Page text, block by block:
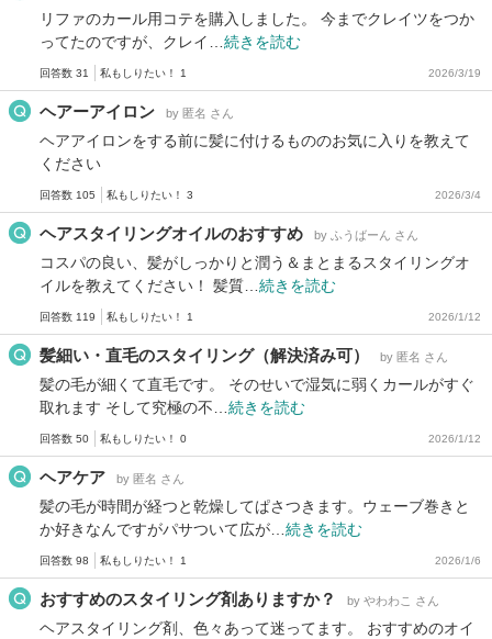
リファのカール用コテを購入しました。 今までクレイツをつか
ってたのですが、クレイ… 続きを読む
回答数 31 私もしりたい！ 1 2026/3/19
ヘアーアイロン by 匿名 さん
ヘアアイロンをする前に髪に付けるもののお気に入りを教えて
ください
回答数 105 私もしりたい！ 3 2026/3/4
ヘアスタイリングオイルのおすすめ by ふうばーん さん
コスパの良い、髪がしっかりと潤う＆まとまるスタイリングオ
イルを教えてください！ 髪質… 続きを読む
回答数 119 私もしりたい！ 1 2026/1/12
髪細い・直毛のスタイリング（解決済み可） by 匿名 さん
髪の毛が細くて直毛です。 そのせいで湿気に弱くカールがすぐ
取れます そして究極の不… 続きを読む
回答数 50 私もしりたい！ 0 2026/1/12
ヘアケア by 匿名 さん
髪の毛が時間が経つと乾燥してぱさつきます。ウェーブ巻きと
か好きなんですがパサついて広が… 続きを読む
回答数 98 私もしりたい！ 1 2026/1/6
おすすめのスタイリング剤ありますか？ by やわわこ さん
ヘアスタイリング剤、色々あって迷ってます。 おすすめのオイ